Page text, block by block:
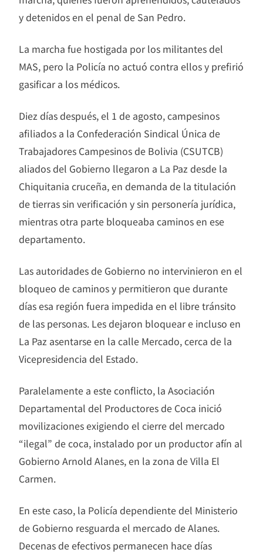
y detenidos en el penal de San Pedro.
La marcha fue hostigada por los militantes del
MAS, pero la Policía no actuó contra ellos y prefirió
gasificar a los médicos.
Diez días después, el 1 de agosto, campesinos
afiliados a la Confederación Sindical Única de
Trabajadores Campesinos de Bolivia (CSUTCB)
aliados del Gobierno llegaron a La Paz desde la
Chiquitania cruceña, en demanda de la titulación
de tierras sin verificación y sin personería jurídica,
mientras otra parte bloqueaba caminos en ese
departamento.
Las autoridades de Gobierno no intervinieron en el
bloqueo de caminos y permitieron que durante
días esa región fuera impedida en el libre tránsito
de las personas. Les dejaron bloquear e incluso en
La Paz asentarse en la calle Mercado, cerca de la
Vicepresidencia del Estado.
Paralelamente a este conflicto, la Asociación
Departamental del Productores de Coca inició
movilizaciones exigiendo el cierre del mercado
“ilegal” de coca, instalado por un productor afín al
Gobierno Arnold Alanes, en la zona de Villa El
Carmen.
En este caso, la Policía dependiente del Ministerio
de Gobierno resguarda el mercado de Alanes.
Decenas de efectivos permanecen hace días